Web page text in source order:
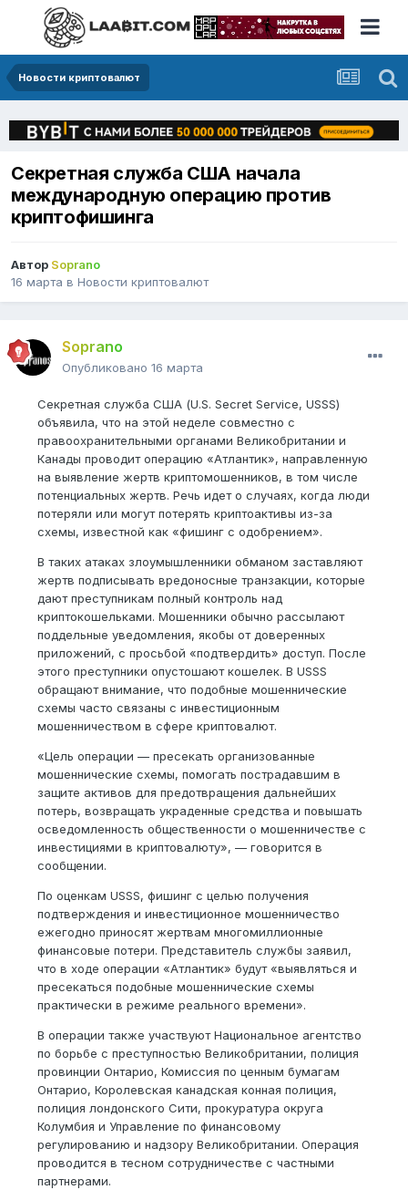
Новости криптовалют
Секретная служба США начала
международную операцию против
криптофишинга
Автор Soprano
16 марта в Новости криптовалют
Soprano
Опубликовано 16 марта
Секретная служба США (U.S. Secret Service, USSS)
объявила, что на этой неделе совместно с
правоохранительными органами Великобритании и
Канады проводит операцию «Атлантик», направленную
на выявление жертв криптомошенников, в том числе
потенциальных жертв. Речь идет о случаях, когда люди
потеряли или могут потерять криптоактивы из-за
схемы, известной как «фишинг с одобрением».
В таких атаках злоумышленники обманом заставляют
жертв подписывать вредоносные транзакции, которые
дают преступникам полный контроль над
криптокошельками. Мошенники обычно рассылают
поддельные уведомления, якобы от доверенных
приложений, с просьбой «подтвердить» доступ. После
этого преступники опустошают кошелек. В USSS
обращают внимание, что подобные мошеннические
схемы часто связаны с инвестиционным
мошенничеством в сфере криптовалют.
«Цель операции — пресекать организованные
мошеннические схемы, помогать пострадавшим в
защите активов для предотвращения дальнейших
потерь, возвращать украденные средства и повышать
осведомленность общественности о мошенничестве с
инвестициями в криптовалюту», — говорится в
сообщении.
По оценкам USSS, фишинг с целью получения
подтверждения и инвестиционное мошенничество
ежегодно приносят жертвам многомиллионные
финансовые потери. Представитель службы заявил,
что в ходе операции «Атлантик» будут «выявляться и
пресекаться подобные мошеннические схемы
практически в режиме реального времени».
В операции также участвуют Национальное агентство
по борьбе с преступностью Великобритании, полиция
провинции Онтарио, Комиссия по ценным бумагам
Онтарио, Королевская канадская конная полиция,
полиция лондонского Сити, прокуратура округа
Колумбия и Управление по финансовому
регулированию и надзору Великобритании. Операция
проводится в тесном сотрудничестве с частными
партнерами.